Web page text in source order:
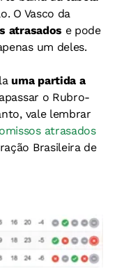
O Vasco da
atrasados e pode
um deles.
uma partida a
o Rubro-
vale lembrar
atrasados
Brasileira de